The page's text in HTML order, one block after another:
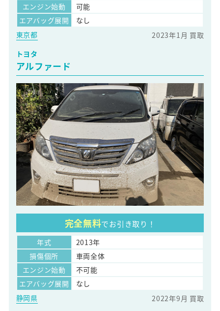
エンジン始動
可能
エアバッグ展開
なし
東京都
2023年1月 買取
トヨタ
アルファード
完全無料でお引き取り！
年式
2013年
損傷個所
車両全体
エンジン始動
不可能
エアバッグ展開
なし
静岡県
2022年9月 買取